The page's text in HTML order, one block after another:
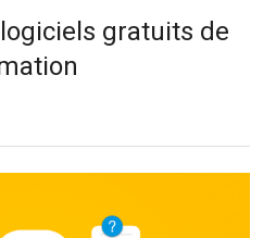
gratuits de